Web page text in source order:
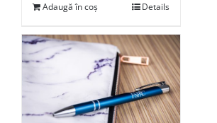
Adaugă în coș Details